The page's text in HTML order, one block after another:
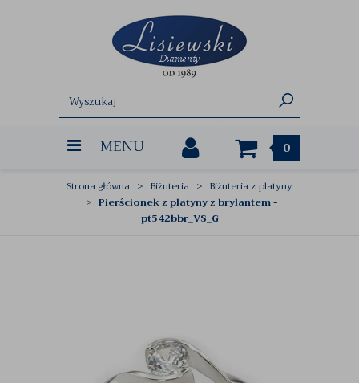
MENU 0
Strona główna Biżuteria
Biżuteria z platyny
Pierścionek z platyny z brylantem -
pt542bbr_VS_G